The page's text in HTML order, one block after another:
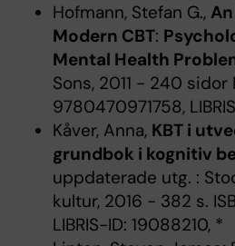
Hofmann, Stefan G.,
Modern CBT:
Mental Health
Sons, 2011 - 240 sidor
9780470971758,
Kåver, Anna, KBT i
grundbok i kognitiv
uppdaterade utg. :
kultur, 2016 - 382 s.
LIBRIS-ID: 19088210, *